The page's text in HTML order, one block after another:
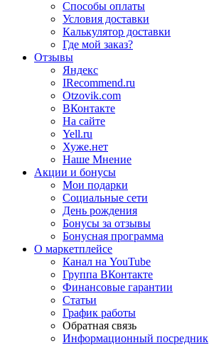
Способы оплаты
Условия доставки
Калькулятор доставки
Где мой заказ?
Отзывы
Яндекс
IRecommend.ru
Otzovik.com
ВКонтакте
На сайте
Yell.ru
Хуже.нет
Наше Мнение
Акции и бонусы
Мои подарки
Социальные сети
День рождения
Бонусы за отзывы
Бонусная программа
О маркетплейсе
Канал на YouTube
Группа ВКонтакте
Финансовые гарантии
Статьи
График работы
Обратная связь
Информационный посредник